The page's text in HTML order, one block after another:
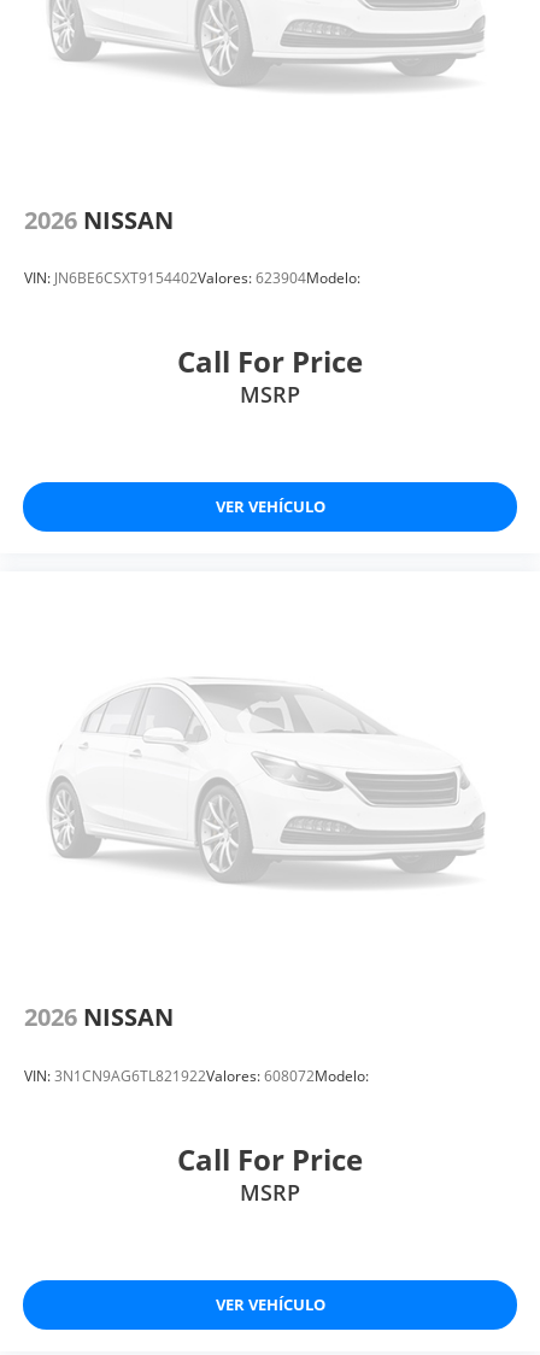
2026 NISSAN
VIN: JN6BE6CSXT9154402Valores:623904Modelo:
Call For Price
MSRP
VER VEHÍCULO
2026 NISSAN
VIN:3N1CN9AG6TL821922Valores:608072Modelo:
Call For Price
MSRP
VER VEHÍCULO